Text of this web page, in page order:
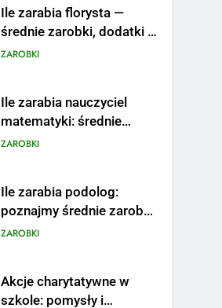
Ile zarabia florysta —
średnie zarobki, dodatki i
sposoby na podwyżkę
ZAROBKI
Ile zarabia nauczyciel
matematyki: średnie
zarobki, dodatki i
ZAROBKI
Ile zarabia podolog:
poznajmy średnie zarobki
na tym stanowisku
ZAROBKI
Akcje charytatywne w
szkole: pomysły i